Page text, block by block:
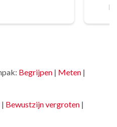
Begrijpen | Meten |
| Bewustzijn vergroten |